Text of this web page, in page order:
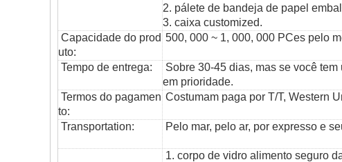
2. pálete de bandeja de papel
3. caixa customized.
Capacidade do prod
uto:
500, 000 ~ 1, 000, 000 PCes pelo
Tempo de entrega:
Sobre 30-45 dias, mas se você
em prioridade.
Termos do pagamen
to:
Costumam paga por T/T, Western
Transportation: Pelo mar, pelo ar, por expresso e
1. corpo de vidro alimento seguro